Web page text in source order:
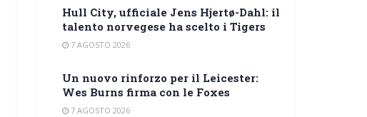
Hull City, ufficiale Jens Hjertø-Dahl: il
talento norvegese ha scelto i Tigers
7 AGOSTO 2026
Un nuovo rinforzo per il Leicester:
Wes Burns firma con le Foxes
7 AGOSTO 2026